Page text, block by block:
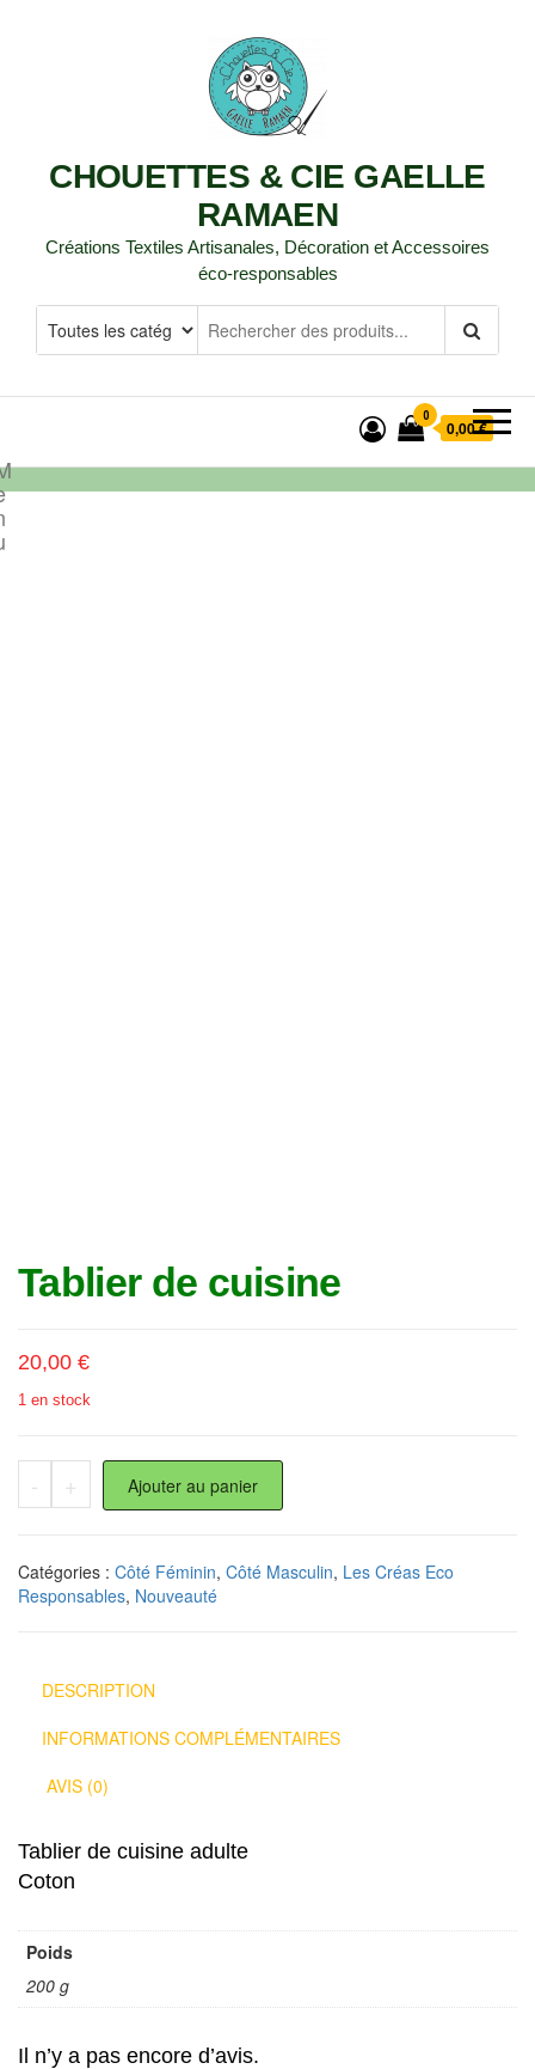
CHOUETTES & CIE GAELLE
RAMAEN
Créations Textiles Artisanales, Décoration et Accessoires
éco-responsables
0
0,00 €
Tablier de cuisine
20,00 €
1 en stock
- quantité de Tablier de cuisine
+ Ajouter au panier
Catégories : Côté Féminin, Côté Masculin, Les Créas Eco
Responsables, Nouveauté
DESCRIPTION
INFORMATIONS COMPLÉMENTAIRES
AVIS (0)
Tablier de cuisine adulte
Coton
Poids
200 g
Il n’y a pas encore d’avis.